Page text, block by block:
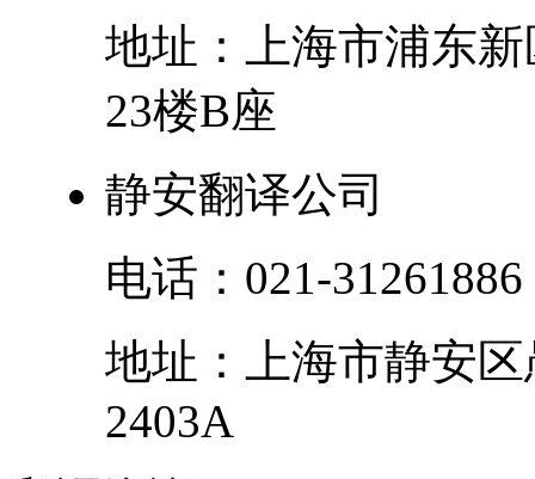
地址：
上海市浦东新
23楼B座
静安翻译公司
电话： 021-31261886
地址：
上海市静安区
2403A